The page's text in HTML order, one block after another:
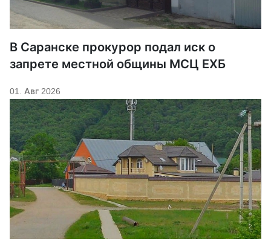
В Саранске прокурор подал иск о
запрете местной общины МСЦ ЕХБ
01. Авг 2026